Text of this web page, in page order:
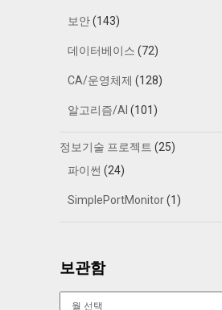
보안(143)
데이터베이스 (72)
CA/운영체제 (128)
알고리즘/AI (101)
정보기술 프로젝트 (25)
파이썬 (24)
SimplePortMonitor(1)
보관함